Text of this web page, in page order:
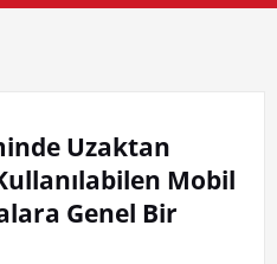
Uzaktan
Mobil
Genel Bir